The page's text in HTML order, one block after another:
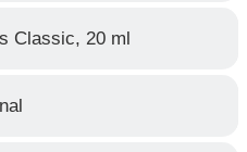
Classic, 20 ml